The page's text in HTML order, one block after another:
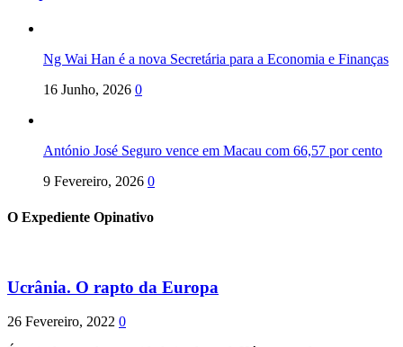
Ng Wai Han é a nova Secretária para a Economia e Finanças
16 Junho, 2026 0
António José Seguro vence em Macau com 66,57 por cento
9 Fevereiro, 2026 0
O Expediente Opinativo
Ucrânia. O rapto da Europa
26 Fevereiro, 2022 0